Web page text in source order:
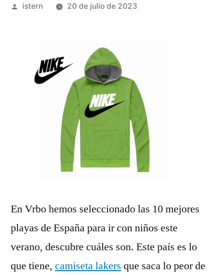
Publicado
istern 20 de julio de 2023
En Vrbo hemos seleccionado las 10 mejores
playas de España para ir con niños este
verano, descubre cuáles son. Este país es lo
que tiene, camiseta lakers que saca lo peor de